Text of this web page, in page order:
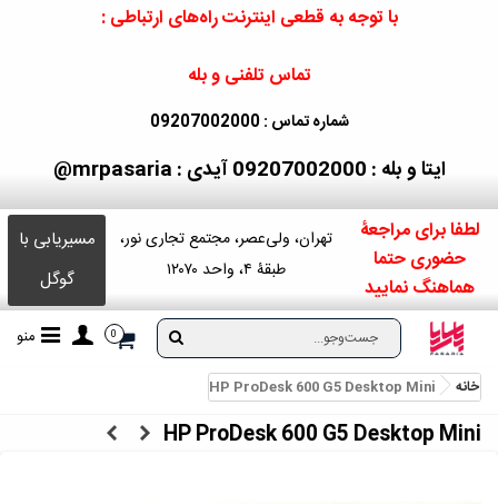
با توجه به قطعی اینترنت راه‌های ارتباطی :
تماس تلفنی و بله
شماره تماس : 09207002000
ایتا و بله : 09207002000 آیدی : mrpasaria@
لطفا برای مراجعۀ
حضوری حتما
هماهنگ نمایید
تهران، ولی‌عصر، مجتمع تجاری نور،
طبقۀ ۴، واحد ۱۲۰۷۰
مسیریابی با
گوگل
0 منو
خانه HP ProDesk 600 G5 Desktop Mini
HP ProDesk 600 G5 Desktop Mini